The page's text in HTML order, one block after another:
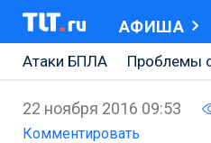
АФИША
Атаки БПЛА
Проблемы
АВТОВАЗ
Ремонт Центральной
22 ноября 2016 09:53
Комментировать